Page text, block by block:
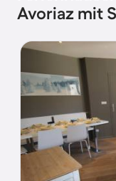
Avoriaz mit